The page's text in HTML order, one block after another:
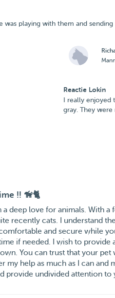
was playing with them and
Reactie Lokin
I really enjoyed
gray. They
!! 🦮🐈
a deep love for animals. With
recently cats. I understand
and secure while
if needed. I wish to provide
You can trust that your
help as much as I can and
provide undivided attention to